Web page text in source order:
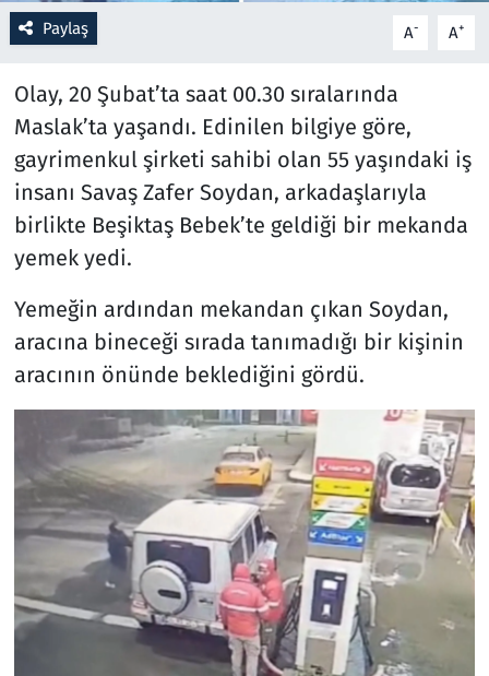
Paylaş A- A+
Olay, 20 Şubat’ta saat 00.30 sıralarında
Maslak’ta yaşandı. Edinilen bilgiye göre,
gayrimenkul şirketi sahibi olan 55 yaşındaki iş
insanı Savaş Zafer Soydan, arkadaşlarıyla
birlikte Beşiktaş Bebek’te geldiği bir mekanda
yemek yedi.
Yemeğin ardından mekandan çıkan Soydan,
aracına bineceği sırada tanımadığı bir kişinin
aracının önünde beklediğini gördü.
Savunma Sanayi
Spor
Teknoloji ve Bilim
Televizyon